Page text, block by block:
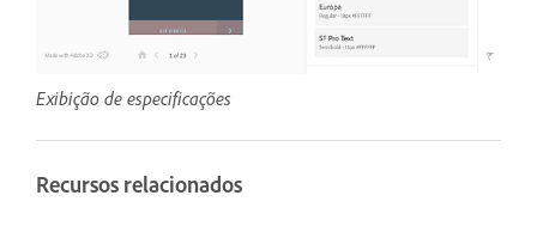
Exibição de especificações
Recursos relacionados